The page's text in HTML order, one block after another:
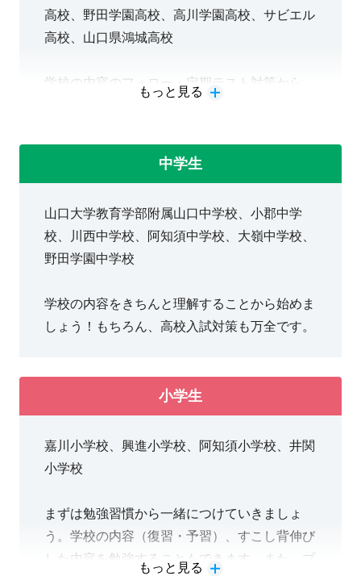
問合せください。
教室長 秋本
高校、野田学園高校、高川学園高校、サビエル
高校、山口県鴻城高校
学校の内容のフォロー・定期テスト対策から、
もっと見る
中学生
山口大学教育学部附属山口中学校、小郡中学
校、川西中学校、阿知須中学校、大嶺中学校、
野田学園中学校
学校の内容をきちんと理解することから始めま
しょう！もちろん、高校入試対策も万全です。
小学生
嘉川小学校、興進小学校、阿知須小学校、井関
小学校
まずは勉強習慣から一緒につけていきましょ
う。学校の内容（復習・予習）、すこし背伸び
した内容を勉強することもできます。また、プ
もっと見る